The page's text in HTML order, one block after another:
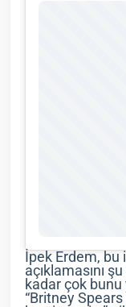
İpek Erdem, bu
açıklamasını
kadar çok
“Britney Spears